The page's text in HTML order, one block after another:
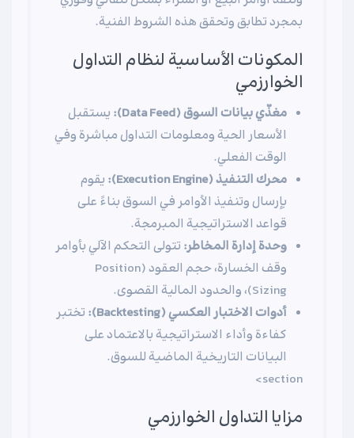
بمجرد تطابق وتحقق هذه الشروط الفنية.
المكونات الأساسية لنظام التداول
الخوارزمي
مغذّي بيانات السوق (Data Feed):
يستقبل
الأسعار الحية ومعلومات التداول مباشرة وفي
الوقت الفعلي.
محرك التنفيذ (Execution Engine):
يقوم
بإرسال وتنفيذ الأوامر في السوق بناءً على
قواعد الاستراتيجية المبرمجة.
وحدة إدارة المخاطر: تتولى التحكم الآلي بأوامر
وقف الخسارة، حجم العقود (Position
Sizing)، والحدود المالية القصوى.
أدوات الاختبار العكسي (Backtesting):
تختبر
كفاءة وأداء الاستراتيجية بالاعتماد على
البيانات التاريخية الماضية للسوق.
section>
مزايا التداول الخوارزمي